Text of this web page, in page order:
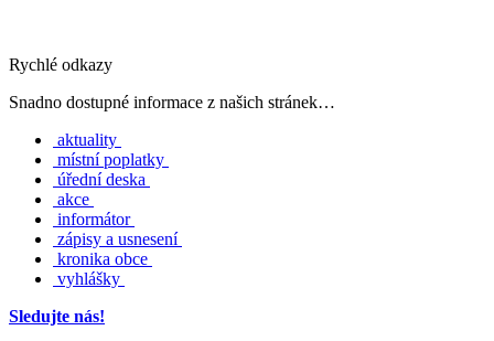
Rychlé odkazy
Snadno dostupné informace z našich stránek…
aktuality
místní poplatky
úřední deska
akce
informátor
zápisy a usnesení
kronika obce
vyhlášky
Sledujte nás!